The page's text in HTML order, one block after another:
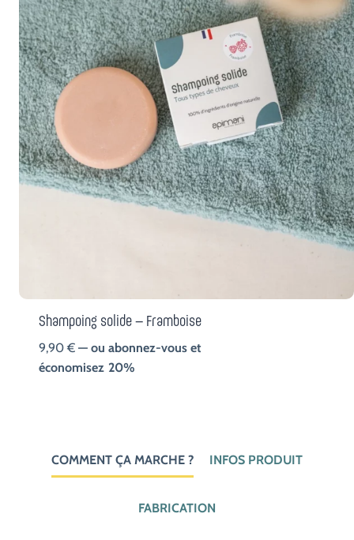
Shampoing solide – Framboise
9,90€ —ou abonnez-vous et
économisez 20%
COMMENT ÇA MARCHE ? INFOS PRODUIT
FABRICATION